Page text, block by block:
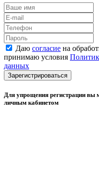
Даю согласие на
принимаю условия
данных
Зарегистрироваться
Для упрощения регистрации вы
личным кабинетом